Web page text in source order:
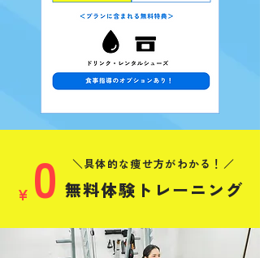
¥ 0 ＼具体的な痩せ方がわかる！／
無料体験トレーニング